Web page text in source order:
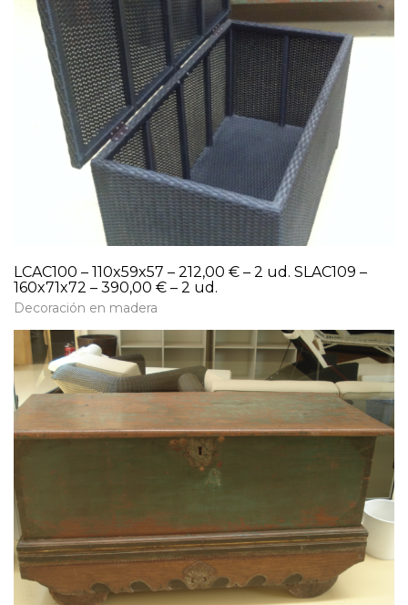
LCAC100 – 110x59x57 – 212,00 € – 2 ud. SLAC109 –
160x71x72 – 390,00 € – 2 ud.
Decoración en madera